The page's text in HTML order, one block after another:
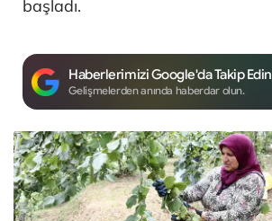
başladı.
Haberlerimizi Google'da Takip Edin
Gelişmelerden anında haberdar olun.